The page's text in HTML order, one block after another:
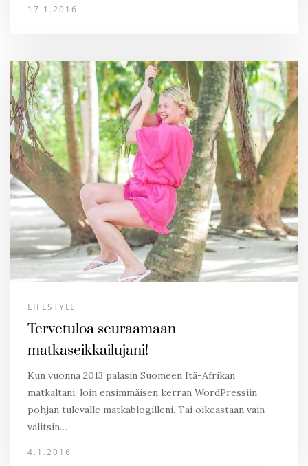
17.1.2016
LIFESTYLE
Tervetuloa seuraamaan
matkaseikkailujani!
Kun vuonna 2013 palasin Suomeen Itä-Afrikan
matkaltani, loin ensimmäisen kerran WordPressiin
pohjan tulevalle matkablogilleni. Tai oikeastaan vain
valitsin…
4.1.2016